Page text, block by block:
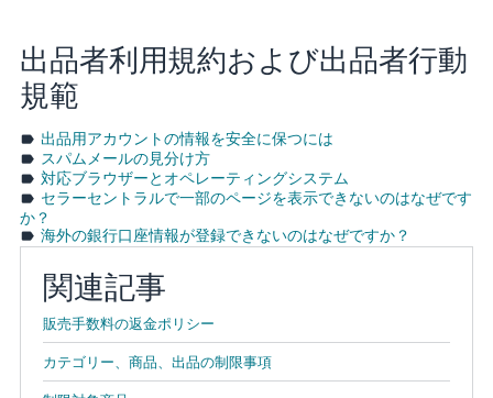
出品者利用規約および出品者行動
規範
出品用アカウントの情報を安全に保つには
スパムメールの見分け方
対応ブラウザーとオペレーティングシステム
セラーセントラルで一部のページを表示できないのはなぜです
か？
海外の銀行口座情報が登録できないのはなぜですか？
関連記事
販売手数料の返金ポリシー
カテゴリー、商品、出品の制限事項